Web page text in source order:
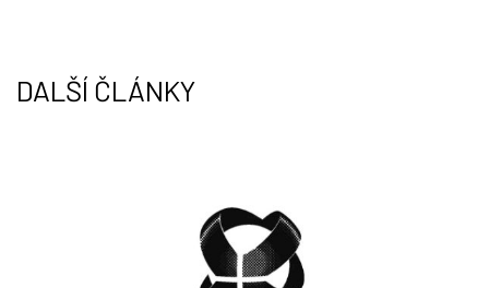
DALŠÍ ČLÁNKY